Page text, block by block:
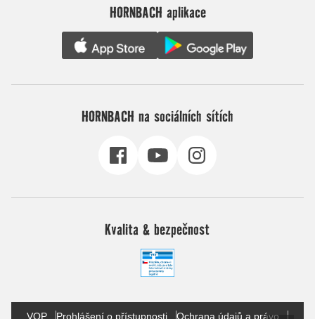
HORNBACH aplikace
HORNBACH na sociálních sítích
Kvalita & bezpečnost
VOP Prohlášení o přístupnosti Ochrana údajů a právo